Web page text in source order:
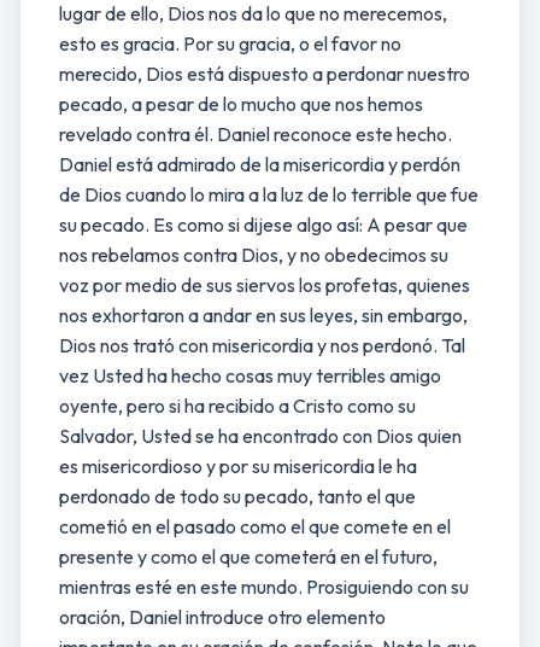
lugar de ello, Dios nos da lo que no merecemos,
esto es gracia. Por su gracia, o el favor no
merecido, Dios está dispuesto a perdonar nuestro
pecado, a pesar de lo mucho que nos hemos
revelado contra él. Daniel reconoce este hecho.
Daniel está admirado de la misericordia y perdón
de Dios cuando lo mira a la luz de lo terrible que fue
su pecado. Es como si dijese algo así: A pesar que
nos rebelamos contra Dios, y no obedecimos su
voz por medio de sus siervos los profetas, quienes
nos exhortaron a andar en sus leyes, sin embargo,
Dios nos trató con misericordia y nos perdonó. Tal
vez Usted ha hecho cosas muy terribles amigo
oyente, pero si ha recibido a Cristo como su
Salvador, Usted se ha encontrado con Dios quien
es misericordioso y por su misericordia le ha
perdonado de todo su pecado, tanto el que
cometió en el pasado como el que comete en el
presente y como el que cometerá en el futuro,
mientras esté en este mundo. Prosiguiendo con su
oración, Daniel introduce otro elemento